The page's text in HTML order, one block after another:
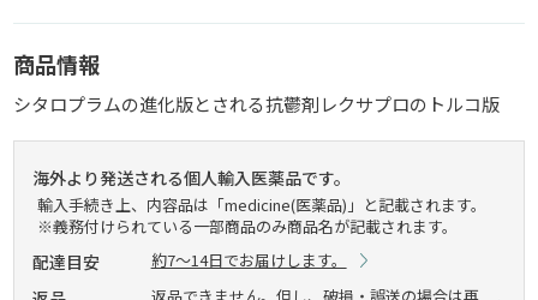
商品情報
シタロプラムの進化版とされる抗鬱剤レクサプロのトルコ版
海外より発送される個人輸入医薬品です。
輸入手続き上、内容品は「medicine(医薬品)」と記載されます。
※義務付けられている一部商品のみ商品名が記載されます。
配達目安 約7～14日でお届けします。